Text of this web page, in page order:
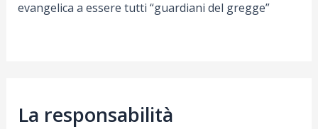
evangelica a essere tutti “guardiani del gregge”
La responsabilità